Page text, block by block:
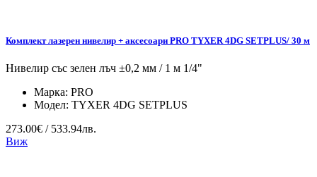
Комплект лазерен нивелир + аксесоари PRO TYXER 4DG SETPLUS/ 30 м
Нивелир със зелен лъч ±0,2 мм / 1 м 1/4"
Марка: PRO
Модел: TYXER 4DG SETPLUS
273.00€ / 533.94лв.
Виж